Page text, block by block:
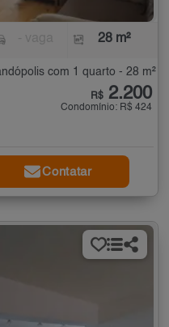
28 m²
com 1 quarto - 28 m²
R$ 2.200
Condomínio: R$ 424
Contatar